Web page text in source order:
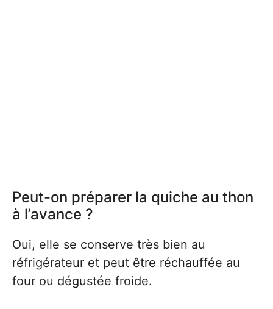
Peut-on préparer la quiche au thon
à l’avance ?
Oui, elle se conserve très bien au
réfrigérateur et peut être réchauffée au
four ou dégustée froide.